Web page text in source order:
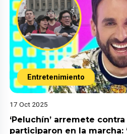
Entretenimiento
17 Oct 2025
‘Peluchín’ arremete
participaron en la marcha: